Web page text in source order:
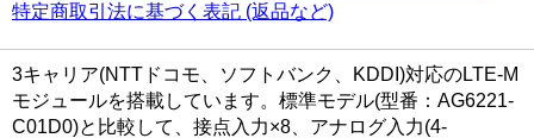
特定商取引法に基づく表記 (返品など)
3キャリア(NTTドコモ、ソフトバンク、KDDI)対応のLTE-M
モジュールを搭載しています。標準モデル(型番：AG6221-
C01D0)と比較して、接点入力×8、アナログ入力(4-